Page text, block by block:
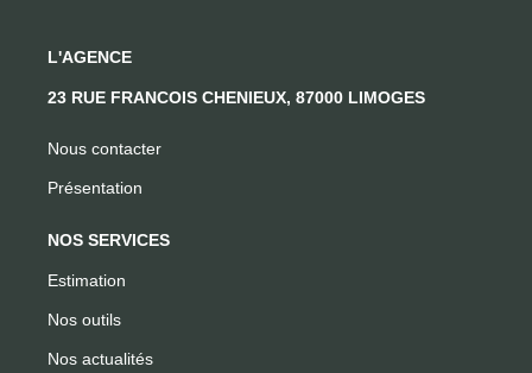
L'AGENCE
23 RUE FRANCOIS CHENIEUX, 87000 LIMOGES
Nous contacter
Présentation
NOS SERVICES
Estimation
Nos outils
Nos actualités